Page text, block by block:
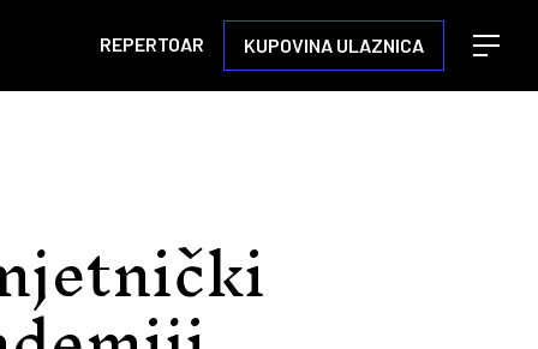
REPERTOAR KUPOVINA ULAZNICA
Open